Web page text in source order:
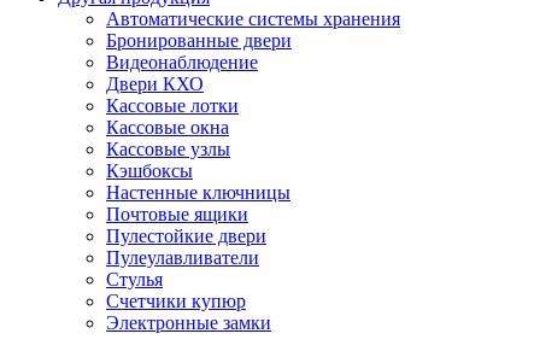
Автоматические системы хранения
Бронированные двери
Видеонаблюдение
Двери КХО
Кассовые лотки
Кассовые окна
Кассовые узлы
Кэшбоксы
Настенные ключницы
Почтовые ящики
Пулестойкие двери
Пулеулавливатели
Стулья
Счетчики купюр
Электронные замки